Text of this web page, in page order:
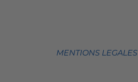
MENTIONS LEGALES